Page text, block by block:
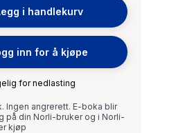
i handlekurv
inn for å kjøpe
for nedlasting
Ingen angrerett. E-boka blir
på din Norli-bruker og i Norli-
kjøp